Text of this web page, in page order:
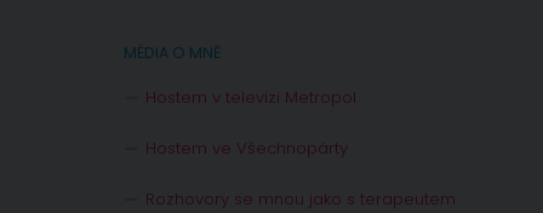
MÉDIA O MNĚ
Hostem v televizi Metropol
Hostem ve Všechnopárty
Rozhovory se mnou jako s terapeutem